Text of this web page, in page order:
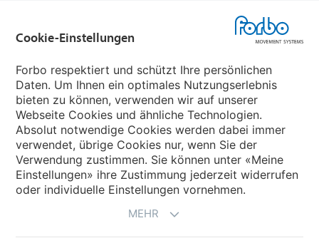
Wählen Sie ein Land
Wählen Sie Ihr Land
Cookie-Einstellungen
Forbo respektiert und schützt Ihre persönlichen
Daten. Um Ihnen ein optimales Nutzungserlebnis
bieten zu können, verwenden wir auf unserer
Webseite Cookies und ähnliche Technologien.
Absolut notwendige Cookies werden dabei immer
verwendet, übrige Cookies nur, wenn Sie der
Verwendung zustimmen. Sie können unter «Meine
Einstellungen» ihre Zustimmung jederzeit widerrufen
oder individuelle Einstellungen vornehmen.
MEHR